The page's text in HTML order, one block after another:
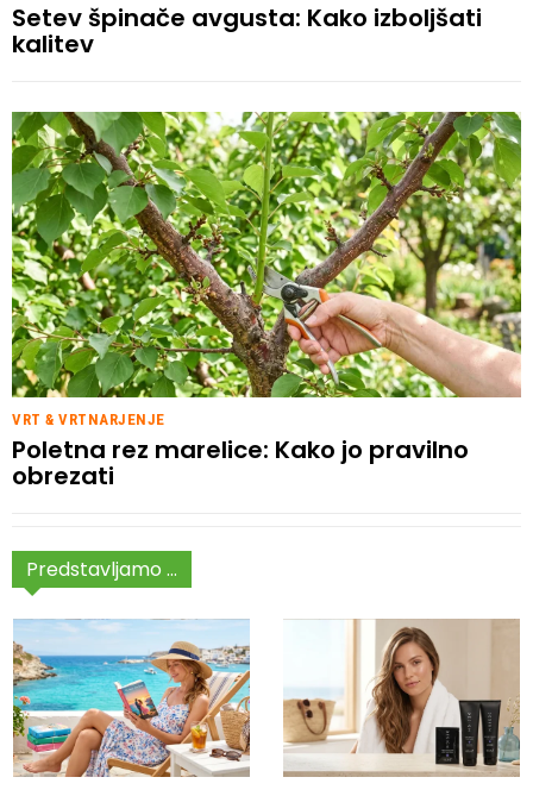
Setev špinače avgusta: Kako izboljšati
kalitev
VRT & VRTNARJENJE
Poletna rez marelice: Kako jo pravilno
obrezati
Predstavljamo ...